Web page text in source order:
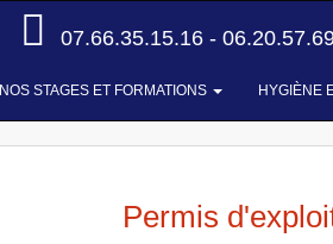
Accueil
07.66.35.15.16 -
NOS STAGES ET FORMATIONS HYGIÈNE
Permis